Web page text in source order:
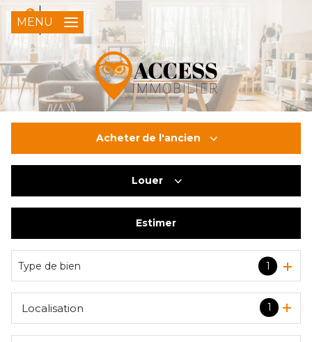
0
FR
MENU
Acheter de l'ancien
Du neuf
Louer
Estimer
Type de bien 1
1
Localisation